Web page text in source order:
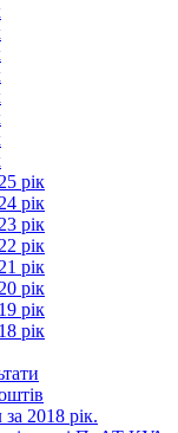
рік
рік
рік
рік
рік
рік
рік
рік
2018 рік.